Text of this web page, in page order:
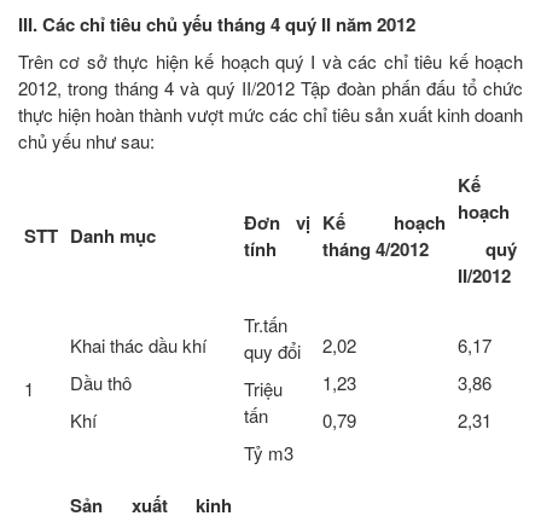
III. Các chỉ tiêu chủ yếu tháng 4 quý II năm 2012
Trên cơ sở thực hiện kế hoạch quý I và các chỉ tiêu kế hoạch
2012, trong tháng 4 và quý II/2012 Tập đoàn phấn đấu tổ chức
thực hiện hoàn thành vượt mức các chỉ tiêu sản xuất kinh doanh
chủ yếu như sau:
STT Danh mục
Đơn vị
tính
Kế hoạch
tháng 4/2012
Kế
hoạch
quý
II/2012
1
Khai thác dầu khí
Dầu thô
Khí
Tr.tấn
quy đổi
Triệu
tấn
Tỷ m3
2,02
1,23
0,79
6,17
3,86
2,31
Sản xuất kinh